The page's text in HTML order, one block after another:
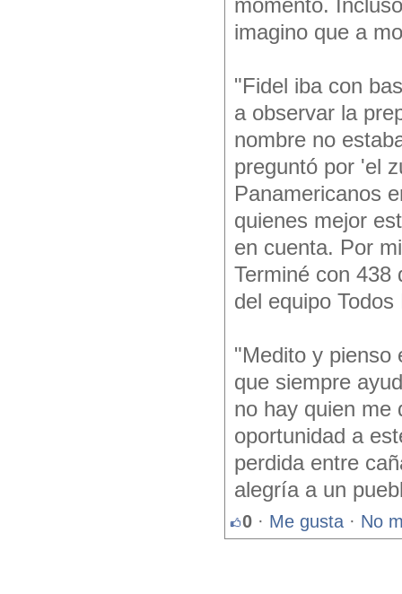
momento.
imagino que a
"Fidel iba con
a observar la
nombre no
preguntó por 'el
Panamericanos
quienes mejor
en cuenta. Por
Terminé con 438
del equipo
"Medito y pienso
que siempre
no hay quien me
oportunidad a
perdida entre
alegría a un
0 · Me gusta · No